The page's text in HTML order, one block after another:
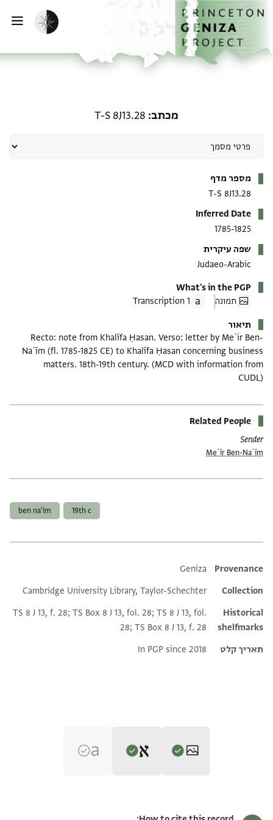
לתוכןהבית
הפעלת מצב כהה
מכתב T-S 8J13.28
מספר מדף
T-S 8J13.28
Inferred Date
1785-1825
שפה עיקרית
Judaeo-Arabic
What's in the PGP
תמונה
1 Transcription
תיאור
Recto: note from Khalīfa Ḥasan. Verso: letter by Meʿir Ben-
Naʿīm (fl. 1785-1825 CE) to Khalīfa Ḥasan concerning business
matters. 18th-19th century. (MCD with information from
CUDL)
Related People
Sender
Meʾīr Ben-Naʿīm
19th c
ben na'im
Additional metadata
Provenance
Geniza
Collection
Cambridge University Library, Taylor-Schechter
Historical
shelfmarks
TS 8 J 13, f. 28; TS Box 8 J 13, fol. 28; TS 8 J 13, fol.
28; TS Box 8 J 13, f. 28
תאריך קלט
In PGP since 2018
Matthew Dudley's digital edition (2026).